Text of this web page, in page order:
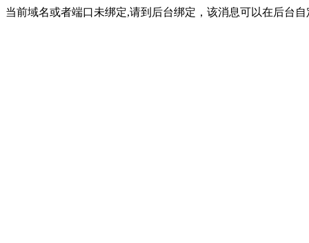
当前域名或者端口未绑定,请到后台绑定，该消息可以在后台自